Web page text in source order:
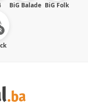
BiG Balade BiG Folk